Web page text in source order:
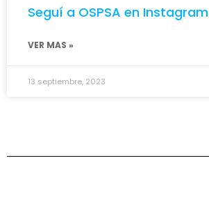
Seguí a OSPSA en Instagram
VER MAS »
13 septiembre, 2023